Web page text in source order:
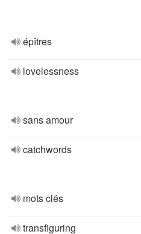
épîtres
lovelessness
sans amour
catchwords
mots clés
transfiguring